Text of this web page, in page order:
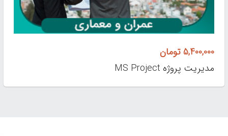
5,400,000 تومان
مدیریت پروژه MS Project